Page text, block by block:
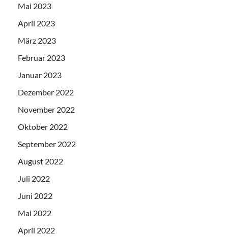
Mai 2023
April 2023
März 2023
Februar 2023
Januar 2023
Dezember 2022
November 2022
Oktober 2022
September 2022
August 2022
Juli 2022
Juni 2022
Mai 2022
April 2022